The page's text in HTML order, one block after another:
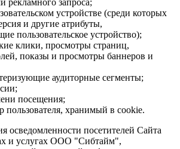
рекламного запроса;
устройстве (среди которых
и другие атрибуты,
пользовательское устройство);
клики, просмотры страниц,
показы и просмотры баннеров и
аудиторные сегменты;
посещения;
пользователя, хранимый в cookie.
осведомленности посетителей Сайта
и услугах ООО "Сибтайм",